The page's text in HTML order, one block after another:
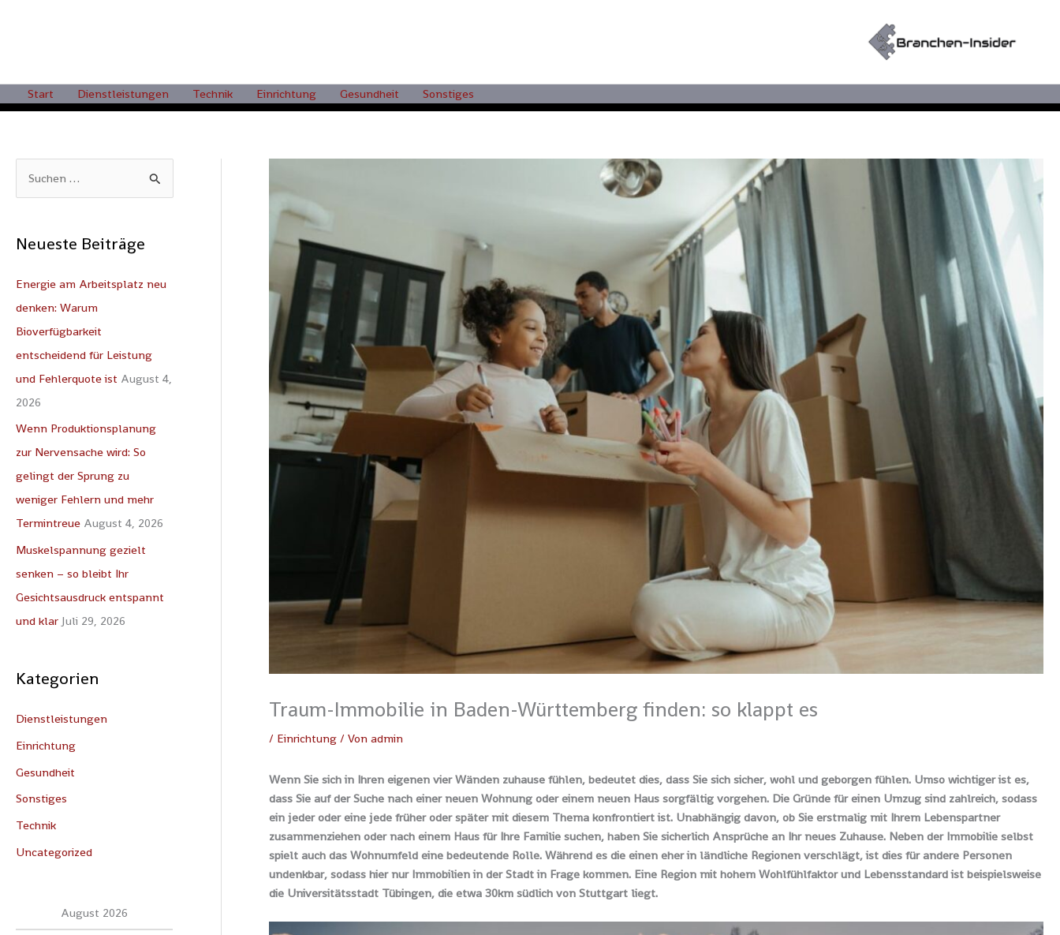
Start Dienstleistungen Technik Einrichtung Gesundheit Sonstiges
hNeueste Beiträge
Energie am Arbeitsplatz neu
denken: Warum
Bioverfügbarkeit
entscheidend für Leistung
und Fehlerquote ist August 4,
2026
Wenn Produktionsplanung
zur Nervensache wird: So
gelingt der Sprung zu
weniger Fehlern und mehr
Termintreue August 4, 2026
Muskelspannung gezielt
senken – so bleibt Ihr
Gesichtsausdruck entspannt
und klar Juli 29, 2026
Kategorien
Dienstleistungen
Einrichtung
Gesundheit
Sonstiges
Technik
Uncategorized
August 2026
Traum-Immobilie in Baden-Württemberg finden: so klappt es
/ Einrichtung/ Von admin
Wenn Sie sich in Ihren eigenen vier Wänden zuhause fühlen, bedeutet dies, dass Sie sich sicher, wohl und geborgen fühlen. Umso wichtiger ist es,
dass Sie auf der Suche nach einer neuen Wohnung oder einem neuen Haus sorgfältig vorgehen. Die Gründe für einen Umzug sind zahlreich, sodass
ein jeder oder eine jede früher oder später mit diesem Thema konfrontiert ist. Unabhängig davon, ob Sie erstmalig mit Ihrem Lebenspartner
zusammenziehen oder nach einem Haus für Ihre Familie suchen, haben Sie sicherlich Ansprüche an Ihr neues Zuhause. Neben der Immobilie selbst
spielt auch das Wohnumfeld eine bedeutende Rolle. Während es die einen eher in ländliche Regionen verschlägt, ist dies für andere Personen
undenkbar, sodass hier nur Immobilien in der Stadt in Frage kommen. Eine Region mit hohem Wohlfühlfaktor und Lebensstandard ist beispielsweise
die Universitätsstadt Tübingen, die etwa 30km südlich von Stuttgart liegt.